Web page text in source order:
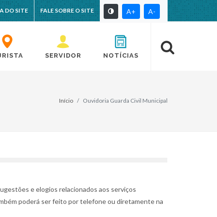
DO SITE FALE SOBRE O SITE A+ A-
SERVIDOR NOTÍCIAS
Início Ouvidoria Guarda Civil Municipal
e elogios relacionados aos serviços
poderá ser feito por telefone ou diretamente na